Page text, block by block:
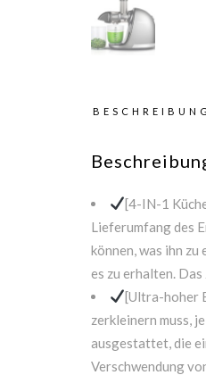
BESCHREIBUNG
[4-IN-1
Lieferumfang des
können, was ihn
es zu erhalten.
[Ultra-hoher
zerkleinern muss,
ausgestattet, die
Verschwendung